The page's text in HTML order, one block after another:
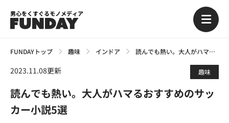
男心をくすぐるモノメディア
FUNDAYトップ 趣味 インドア 読んでも熱い。大人がハマるおすすめのサッカー小説5選
2023.11.08更新 趣味
読んでも熱い。大人がハマるおすすめのサッ
カー小説5選